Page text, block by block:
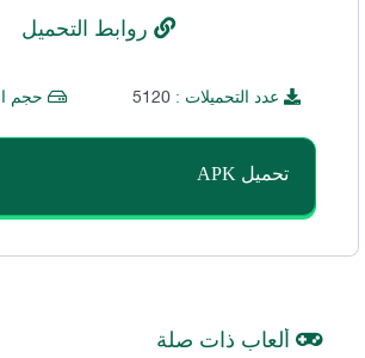
روابط التحميل
عدد التحميلات :5120 حجم
تحميل APK
ألعاب ذات صلة